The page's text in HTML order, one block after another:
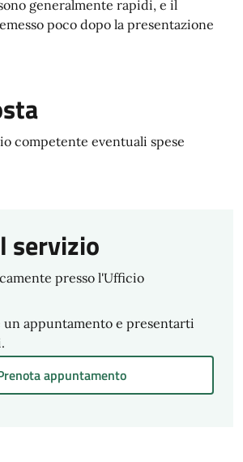
generalmente rapidi, e il
poco dopo la presentazione
competente eventuali spese
servizio
presso l'Ufficio
un appuntamento e presentarti
appuntamento